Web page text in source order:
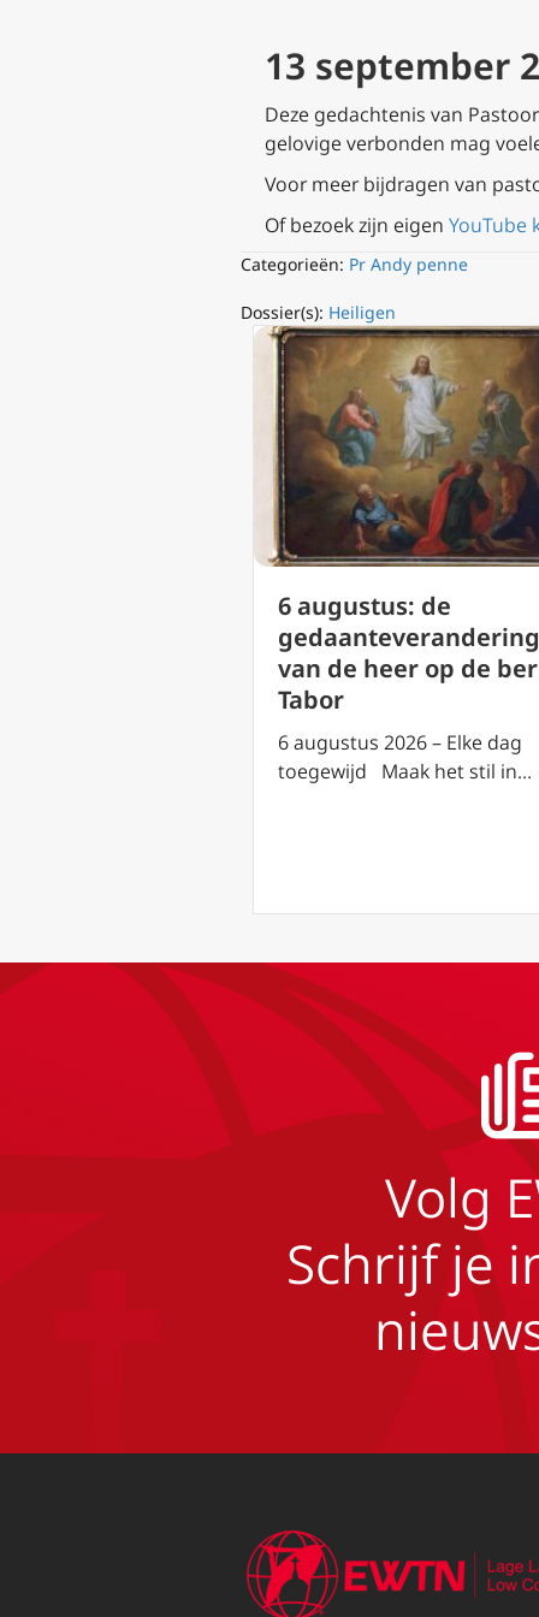
13 september
Deze gedachtenis van
gelovige verbonden mag
Voor meer bijdragen van
Of bezoek zijn eigen YouTube
Categorieën: Pr Andy penne
Dossier(s): Heiligen
6 augustus: de
gedaanteverandering
van de heer op de
Tabor
6 augustus 2026 – Elke dag
toegewijd Maak het stil in…
Volg
Schrijf je